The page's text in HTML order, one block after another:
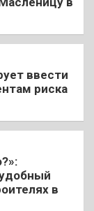
ввести
риска
в